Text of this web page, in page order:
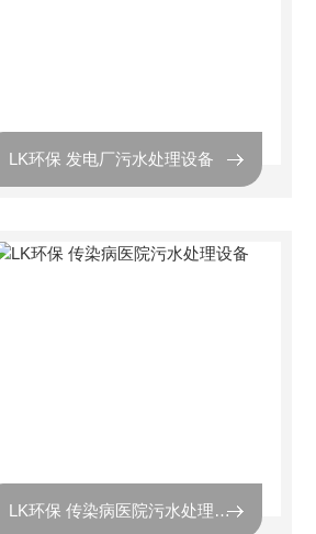
LK环保 发电厂污水处理设备
LK环保 传染病医院污水处理设备